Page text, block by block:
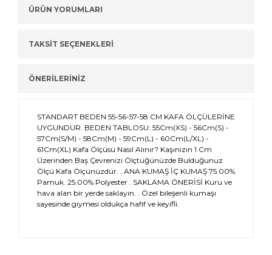
ÜRÜN YORUMLARI
TAKSİT SEÇENEKLERİ
ÖNERİLERİNİZ
STANDART BEDEN 55-56-57-58 CM KAFA ÖLÇÜLERİNE
UYGUNDUR. BEDEN TABLOSU: 55Cm(XS) - 56Cm(S) -
57Cm(S/M) - 58Cm(M) - 59Cm(L) - 60Cm(L/XL) -
61Cm(XL) Kafa Ölçüsü Nasıl Alınır? Kaşınızın 1 Cm
Üzerinden Baş Çevrenizi Ölçtüğünüzde Bulduğunuz
Ölçü Kafa Ölçünüzdür. . ANA KUMAŞ İÇ KUMAŞ 75.00%
Pamuk. 25.00% Polyester . SAKLAMA ÖNERİSİ Kuru ve
hava alan bir yerde saklayın. . Özel bileşenli kumaşı
sayesinde giymesi oldukça hafif ve keyifli.